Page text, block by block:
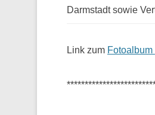
Darmstadt sowie
Link zum Fotoalbum